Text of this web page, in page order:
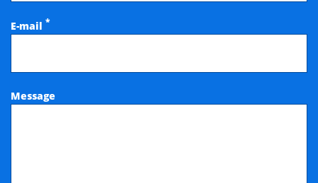
E-mail *
Message